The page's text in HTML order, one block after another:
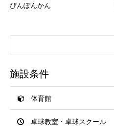
ぴんぽんかん
施設条件
体育館
卓球教室・卓球スクール